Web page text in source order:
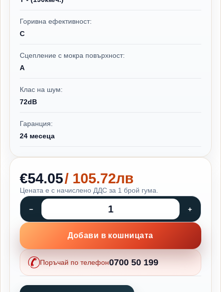
Горивна ефективност:
C
Сцепление с мокра повърхност:
A
Клас на шум:
72dB
Гаранция:
24 месеца
€54.05/ 105.72лв
Цената е с начислено ДДС за 1 брой гума.
Добави в кошницата
Поръчай по телефон0700 50 199